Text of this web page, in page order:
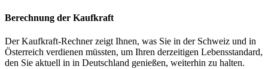
Berechnung der Kaufkraft
Der Kaufkraft-Rechner zeigt Ihnen, was Sie in der Schweiz und in
Österreich verdienen müssten, um Ihren derzeitigen Lebensstandard,
den Sie aktuell in in Deutschland genießen, weiterhin zu halten.